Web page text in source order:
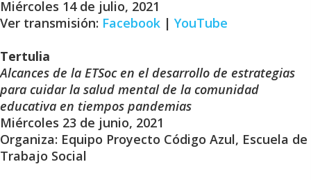
Miércoles 14 de julio, 2021
Ver transmisión: Facebook | YouTube
Tertulia
Alcances de la ETSoc en el desarrollo de estrategias
para cuidar la salud mental de la comunidad
educativa en tiempos pandemias
Miércoles 23 de junio, 2021
Organiza: Equipo Proyecto Código Azul, Escuela de
Trabajo Social